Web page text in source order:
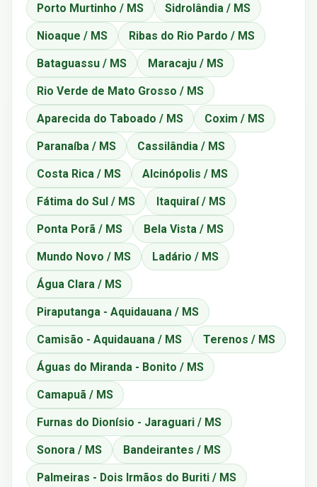
Porto Murtinho / MS Sidrolândia / MS
Nioaque / MS Ribas do Rio Pardo / MS
Bataguassu / MS Maracaju / MS
Rio Verde de Mato Grosso / MS
Aparecida do Taboado / MS Coxim / MS
Paranaíba / MS Cassilândia / MS
Costa Rica / MS Alcinópolis / MS
Fátima do Sul / MS Itaquiraí / MS
Ponta Porã / MS Bela Vista / MS
Mundo Novo / MS Ladário / MS
Água Clara / MS
Piraputanga - Aquidauana / MS
Camisão - Aquidauana / MS Terenos / MS
Águas do Miranda - Bonito / MS
Camapuã / MS
Furnas do Dionísio - Jaraguari / MS
Sonora / MS Bandeirantes / MS
Palmeiras - Dois Irmãos do Buriti / MS